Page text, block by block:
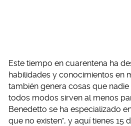
Este tiempo en cuarentena ha
habilidades y conocimientos en
también genera cosas que
todos modos sirven al menos
Benedetto se ha especializado
que no existen”, y aquí tienes 15